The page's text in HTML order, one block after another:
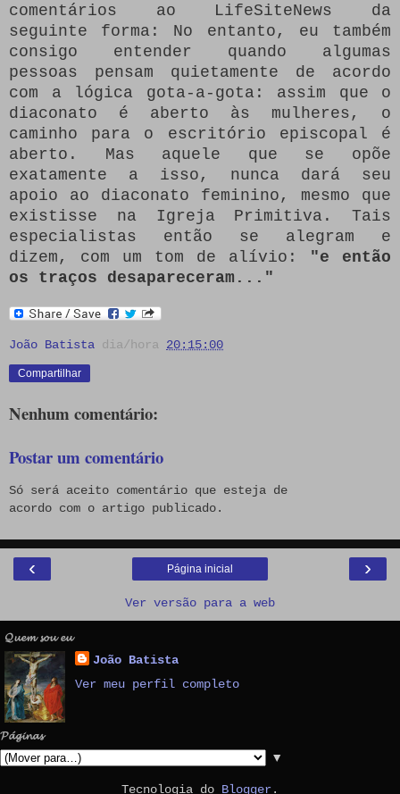
comentários ao LifeSiteNews da
seguinte forma: No entanto, eu também
consigo entender quando algumas
pessoas pensam quietamente de acordo
com a lógica gota-a-gota: assim que o
diaconato é aberto às mulheres, o
caminho para o escritório episcopal é
aberto. Mas aquele que se opõe
exatamente a isso, nunca dará seu
apoio ao diaconato feminino, mesmo que
existisse na Igreja Primitiva.
Tais
especialistas então se alegram e
dizem, com um tom de alívio: "e então
os traços desapareceram..."
João Batista dia/hora 20:15:00
Compartilhar
Nenhum comentário:
Postar um comentário
Só será aceito comentário que esteja de
acordo com o artigo publicado.
‹ ›
Página inicial
Ver versão para a web
𝓠𝓾𝓮𝓶 𝓼𝓸𝓾 𝓮𝓾
João Batista
Ver meu perfil completo
𝓟𝓪́𝓰𝓲𝓷𝓪𝓼
▼
Tecnologia do Blogger.